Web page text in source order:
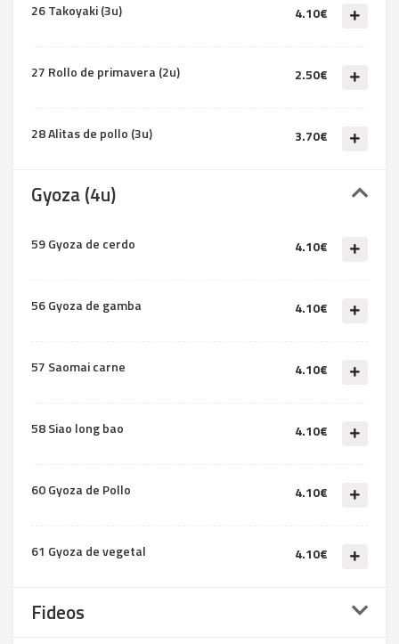
26 Takoyaki (3u) 4.10€
27 Rollo de primavera (2u) 2.50€
28 Alitas de pollo (3u) 3.70€
Gyoza (4u)
59 Gyoza de cerdo 4.10€
56 Gyoza de gamba 4.10€
57 Saomai carne 4.10€
58 Siao long bao 4.10€
60 Gyoza de Pollo 4.10€
61 Gyoza de vegetal 4.10€
Fideos